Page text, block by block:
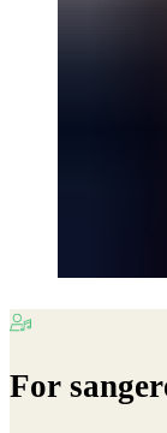
For